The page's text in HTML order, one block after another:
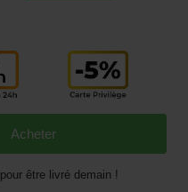
Acheter
pour être livré demain !